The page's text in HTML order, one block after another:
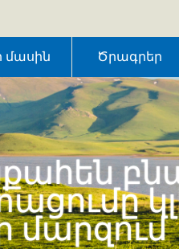
մասին Ծրագրեր
մարզում